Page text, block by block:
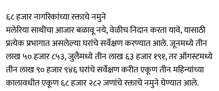
६८ हजार नागरिकांच्या रक्ताचे नमुने
मलेरिया साथीचा आजार बळावू नये, वेळीच निदान करता यावे, यासाठी
प्रत्येक प्रभागात असलेल्या घरांचे सर्वेक्षण करण्यात आले. जूनमध्ये तीन
लाख ५० हजार ८५३, जुलैमध्ये तीन लाख ६३ हजार १९१, तर ऑगस्टमध्ये
तीन लाख ९० हजार ९४६ घरांचे सर्वेक्षण करीत एकूण तीन महिन्यांच्या
कालावधीत एकूण ६८ हजार २८२ जणांचे रक्ताचे नमुने घेण्यात आले.